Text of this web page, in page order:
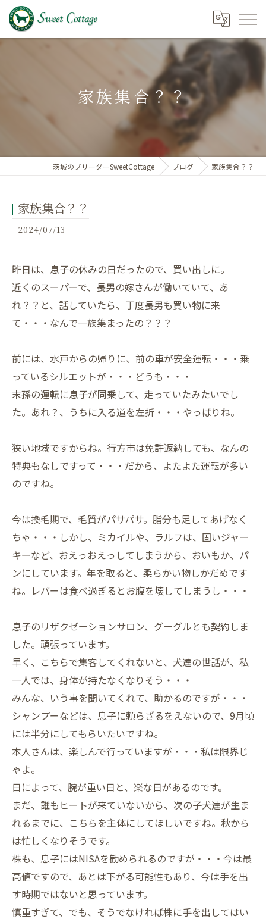
家族集合？？
茨城のブリーダーSweetCottage ブログ 家族集合？？
家族集合？？
2024/07/13
昨日は、息子の休みの日だったので、買い出しに。
近くのスーパーで、長男の嫁さんが働いていて、あ
れ？？と、話していたら、丁度長男も買い物に来
て・・・なんで一族集まったの？？？
前には、水戸からの帰りに、前の車が安全運転・・・乗
っているシルエットが・・・どうも・・・
末孫の運転に息子が同乗して、走っていたみたいでし
た。あれ？、うちに入る道を左折・・・やっぱりね。
狭い地域ですからね。行方市は免許返納しても、なんの
特典もなしですって・・・だから、よたよた運転が多い
のですね。
今は換毛期で、毛質がパサパサ。脂分も足してあげなく
ちゃ・・・しかし、ミカイルや、ラルフは、固いジャー
キーなど、おえっおえっしてしまうから、おいもか、パ
ンにしています。年を取ると、柔らかい物しかだめです
ね。レバーは食べ過ぎるとお腹を壊してしまうし・・・
息子のリザクゼーションサロン、グーグルとも契約しま
した。頑張っています。
早く、こちらで集客してくれないと、犬達の世話が、私
一人では、身体が持たなくなりそう・・・
みんな、いう事を聞いてくれて、助かるのですが・・・
シャンプーなどは、息子に頼らざるをえないので、9月頃
には半分にしてもらいたいですね。
本人さんは、楽しんで行っていますが・・・私は限界じ
ゃよ。
日によって、腕が重い日と、楽な日があるのです。
まだ、誰もヒートが来ていないから、次の子犬達が生ま
れるまでに、こちらを主体にしてほしいですね。秋から
は忙しくなりそうです。
株も、息子にはNISAを勧められるのですが・・・今は最
高値ですので、あとは下がる可能性もあり、今は手を出
す時期ではないと思っています。
慎重すぎて、でも、そうでなければ株に手を出してはい